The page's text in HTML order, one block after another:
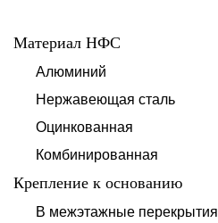
Материал НФС
Алюминий
Нержавеющая сталь
Оцинкованная
Комбинированная
Крепление к основанию
В межэтажные перекрытия